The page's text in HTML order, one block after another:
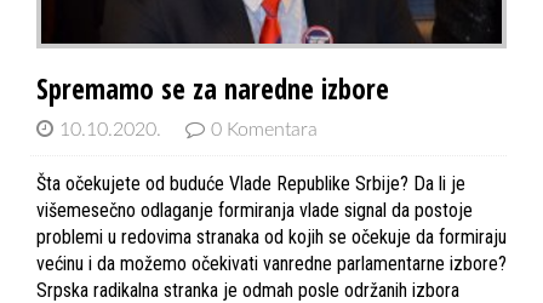
Spremamo se za naredne izbore
10.10.2020. 0 Komentara
Šta očekujete od buduće Vlade Republike Srbije? Da li je
višemesečno odlaganje formiranja vlade signal da postoje
problemi u redovima stranaka od kojih se očekuje da formiraju
većinu i da možemo očekivati vanredne parlamentarne izbore?
Srpska radikalna stranka je odmah posle održanih izbora